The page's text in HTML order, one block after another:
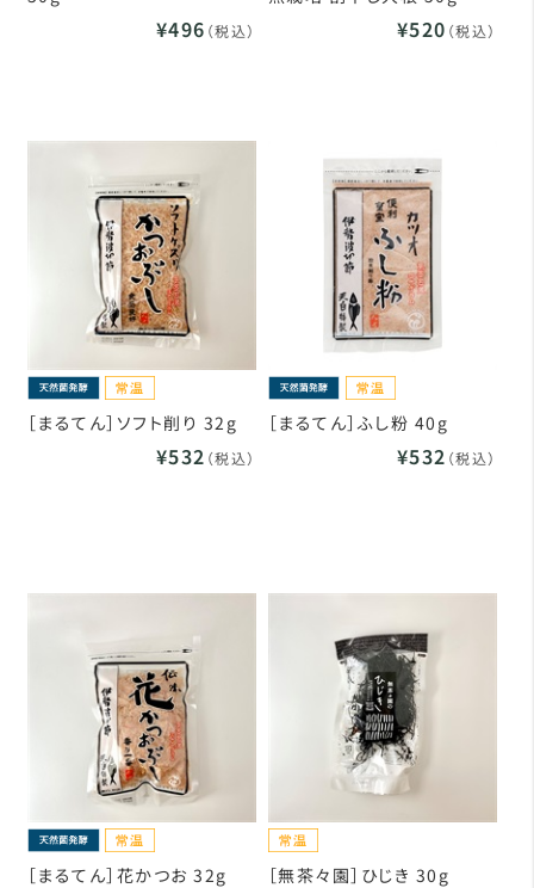
¥496 （税込） ¥520 （税込）
［まるてん］ソフト削り 32g
¥532 （税込）
［まるてん］ふし粉 40g
¥532 （税込）
［まるてん］花かつお 32g ［無茶々園］ひじき 30g